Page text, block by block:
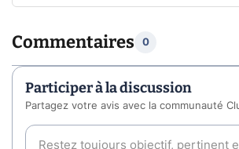
Commentaires 0
Participer à la discussion
Partagez votre avis avec la communauté